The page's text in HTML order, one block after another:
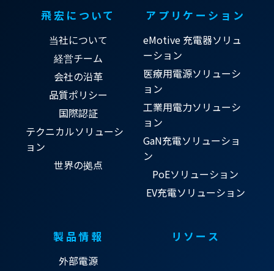
飛宏について
当社について
経営チーム
会社の沿革
品質ポリシー
国際認証
テクニカルソリューシ
ョン
世界の拠点
アプリケーション
eMotive 充電器ソリュ
ーション
医療用電源ソリューシ
ョン
工業用電力ソリューシ
ョン
GaN充電ソリューショ
ン
PoEソリューション
EV充電ソリューション
製品情報
外部電源
リソース